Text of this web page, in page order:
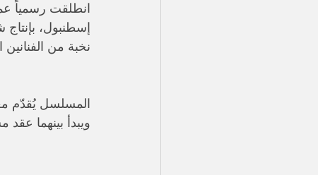
انطلقت رسمياً
نخبة من
المسلسل يُقدّم
ويبدأ بينهما